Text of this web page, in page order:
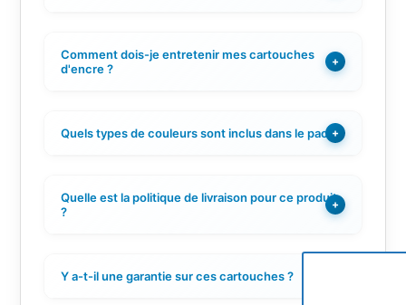
Comment dois-je entretenir mes cartouches
d'encre ?
+
Quels types de couleurs sont inclus dans le pack ?
+
Quelle est la politique de livraison pour ce produit
?
+
Y a-t-il une garantie sur ces cartouches ?